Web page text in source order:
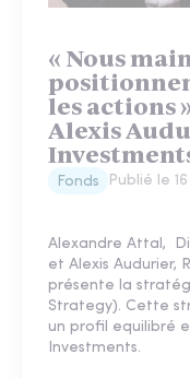
« Nous
les actions
Alexis
Fonds Publié le
Alexandre Attal,
et Alexis Audurier,
présente la
Strategy). Cette
un profil equilibré
Investments.